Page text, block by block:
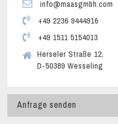
info@maasgmbh.com
+49 2236 9444916
+49 1511 5154013
Herseler Straße 12,
D-50389 Wesseling
Anfrage senden